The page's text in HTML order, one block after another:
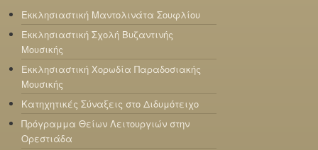
Εκκλησιαστική Μαντολινάτα Σουφλίου
Εκκλησιαστική Σχολή Βυζαντινής
Μουσικής
Εκκλησιαστική Χορωδία Παραδοσιακής
Μουσικής
Κατηχητικές Σύναξεις στο Διδυμότειχο
Πρόγραμμα Θείων Λειτουργιών στην
Ορεστιάδα